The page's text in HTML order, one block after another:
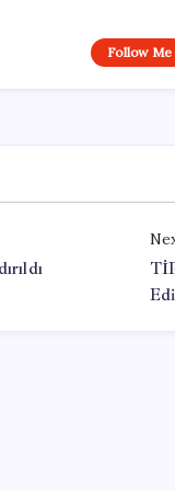
Follow Me